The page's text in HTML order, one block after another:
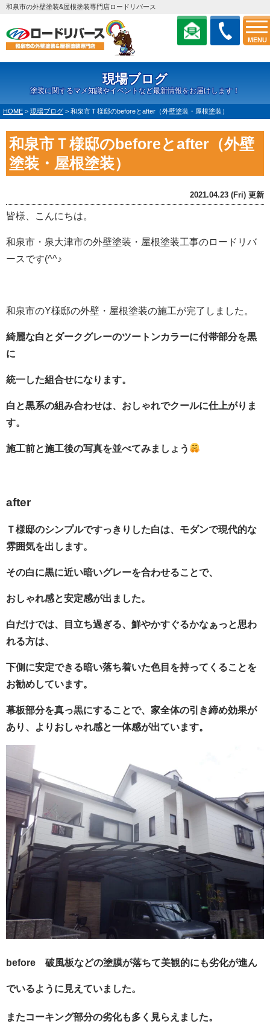
MENU
和泉市の外壁塗装&屋根塗装専門店ロードリバース
現場ブログ
塗装に関するマメ知識やイベントなど最新情報をお届けします！
HOME > 現場ブログ > 和泉市Ｔ様邸のbeforeとafter（外壁塗装・屋根塗装）
和泉市Ｔ様邸のbeforeとafter（外壁
塗装・屋根塗装）
2021.04.23 (Fri) 更新
皆様、こんにちは。
和泉市・泉大津市の外壁塗装・屋根塗装工事のロードリバ
ースです(^^♪
和泉市のY様邸の外壁・屋根塗装の施工が完了しました。
綺麗な白とダークグレーのツートンカラーに付帯部分を黒
に
統一した組合せになります。
白と黒系の組み合わせは、おしゃれでクールに仕上がりま
す。
施工前と施工後の写真を並べてみましょう
after
Ｔ様邸のシンプルですっきりした白は、モダンで現代的な
雰囲気を出します。
その白に黒に近い暗いグレーを合わせることで、
おしゃれ感と安定感が出ました。
白だけでは、目立ち過ぎる、鮮やかすぐるかなぁっと思わ
れる方は、
下側に安定できる暗い落ち着いた色目を持ってくることを
お勧めしています。
幕板部分を真っ黒にすることで、家全体の引き締め効果が
あり、よりおしゃれ感と一体感が出ています。
before 破風板などの塗膜が落ちて美観的にも劣化が進ん
でいるように見えていました。
またコーキング部分の劣化も多く見らえました。